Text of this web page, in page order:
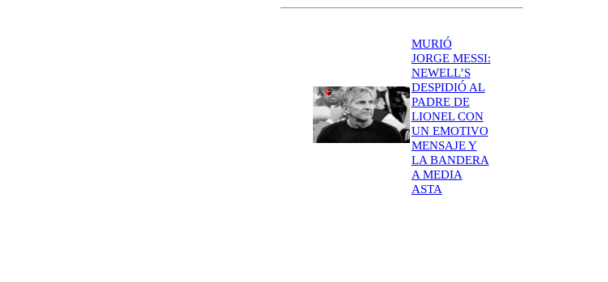
MURIÓ
JORGE MESSI:
NEWELL’S
DESPIDIÓ AL
PADRE DE
LIONEL CON
UN EMOTIVO
MENSAJE Y
LA BANDERA
A MEDIA
ASTA